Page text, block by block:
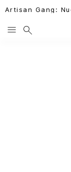
Artisan Gang: